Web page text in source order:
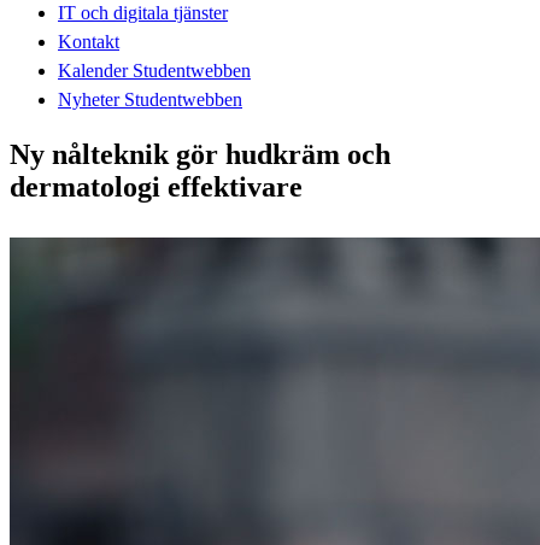
IT och digitala tjänster
Kontakt
Kalender Studentwebben
Nyheter Studentwebben
Ny nålteknik gör hudkräm och
dermatologi effektivare